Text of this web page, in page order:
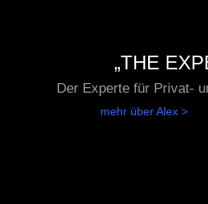
„THE
Der Experte für Privat-
mehr über Alex >